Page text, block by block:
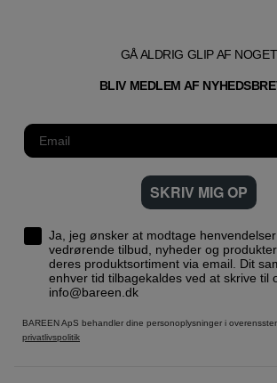
GÅ ALDRIG GLIP AF NOGET
BLIV MEDLEM AF
SKRIV MIG OP
Ja, jeg ønsker at modtage
vedrørende tilbud, nyheder og
deres produktsortiment via email. Dit samtykke kan til
enhver tid tilbagekaldes ved at skrive til
info@bareen.dk
BAREEN ApS behandler dine personoplysninger i
privatlivspolitik